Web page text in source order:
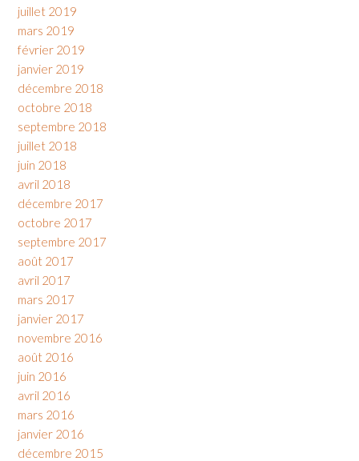
juillet 2019
mars 2019
février 2019
janvier 2019
décembre 2018
octobre 2018
septembre 2018
juillet 2018
juin 2018
avril 2018
décembre 2017
octobre 2017
septembre 2017
août 2017
avril 2017
mars 2017
janvier 2017
novembre 2016
août 2016
juin 2016
avril 2016
mars 2016
janvier 2016
décembre 2015